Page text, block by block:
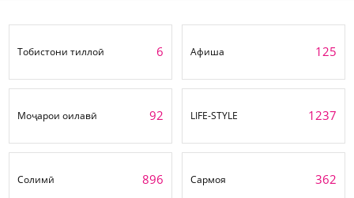
Тобистони тиллоӣ 6 Афиша 125
Моҷарои оилавӣ 92 LIFE-STYLE 1237
Солимӣ 896 Сармоя 362